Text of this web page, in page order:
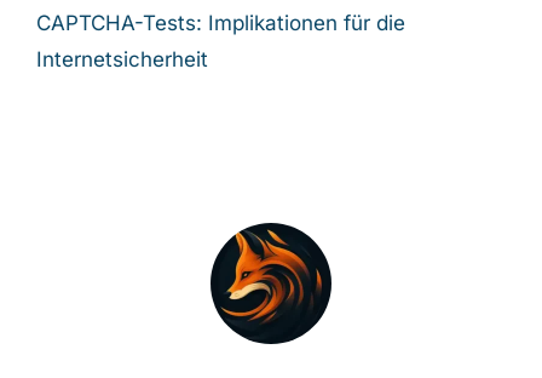
CAPTCHA-Tests: Implikationen für die
Internetsicherheit